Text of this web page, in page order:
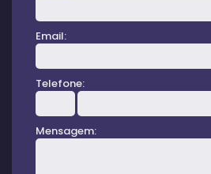
Email:
Telefone:
Mensagem: